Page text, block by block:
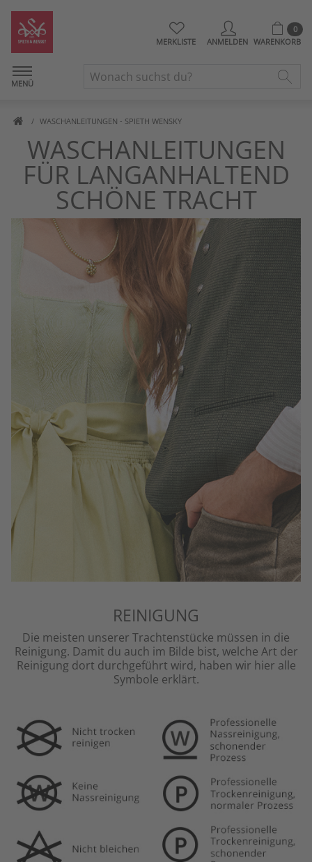
MERKLISTE ANMELDEN
0
WARENKORB
MENÜ
WASCHANLEITUNGEN - SPIETH WENSKY
WASCHANLEITUNGEN
FÜR LANGANHALTEND
SCHÖNE TRACHT
REINIGUNG
Die meisten unserer Trachtenstücke müssen in die
Reinigung. Damit du auch im Bilde bist, welche Art der
Reinigung dort durchgeführt wird, haben wir hier alle
Symbole erklärt.